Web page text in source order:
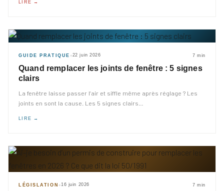
LIRE →
GUIDE PRATIQUE ◆22 juin 2026 7 min
Quand remplacer les joints de fenêtre : 5 signes
clairs
La fenêtre laisse passer l’air et siffle même après réglage ? Les
joints en sont la cause. Les 5 signes clairs
LIRE →
LÉGISLATION ◆16 juin 2026 7 min